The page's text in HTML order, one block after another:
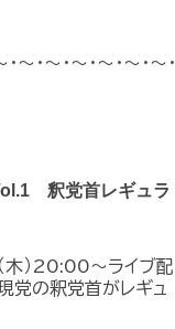
・～・～・～・～・
釈党首レギュラ
）20:00～ライブ配
党の釈党首がレギュ